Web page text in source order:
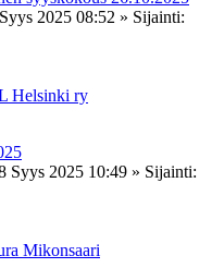
2025 08:52 » Sijainti:
Helsinki ry
Syys 2025 10:49 » Sijainti:
Mikonsaari